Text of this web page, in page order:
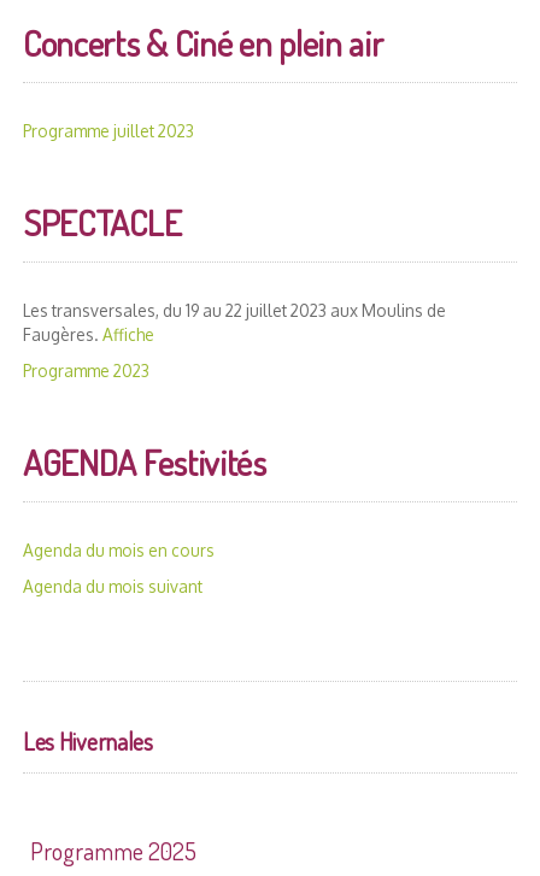
Concerts & Ciné en plein air
Programme juillet 2023
SPECTACLE
Les transversales, du 19 au 22 juillet 2023 aux Moulins de
Faugères. Affiche
Programme 2023
AGENDA Festivités
Agenda du mois en cours
Agenda du mois suivant
Les Hivernales
Programme 2025